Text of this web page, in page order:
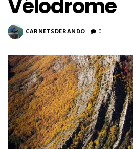
Vélodrome
CARNETSDERANDO 0